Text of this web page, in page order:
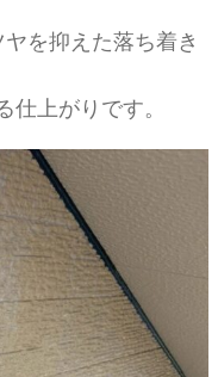
を抑えた落ち着き
仕上がりです。